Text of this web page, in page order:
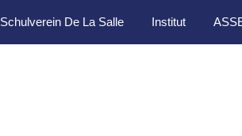
Schulverein De La Salle Institut